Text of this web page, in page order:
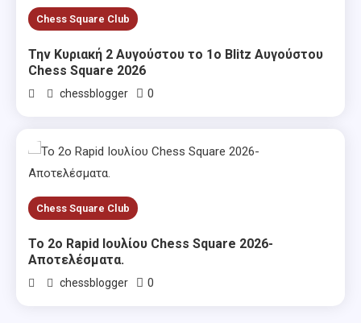
Chess Square Club
Την Κυριακή 2 Αυγούστου το 1ο Blitz Αυγούστου
Chess Square 2026
chessblogger 0
Chess Square Club
Το 2ο Rapid Ιουλίου Chess Square 2026-
Αποτελέσματα.
chessblogger 0